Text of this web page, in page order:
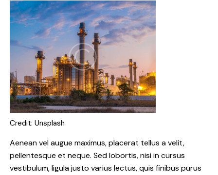
Credit: Unsplash
Aenean vel augue maximus, placerat tellus a velit,
pellentesque et neque. Sed lobortis, nisi in cursus
vestibulum, ligula justo varius lectus, quis finibus purus